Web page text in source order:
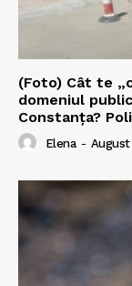
(Foto) Cât te
domeniul
Constanța?
Elena - August